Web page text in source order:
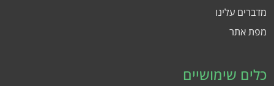
מדברים עלינו
מפת אתר
כלים שימושיים